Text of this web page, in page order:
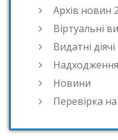
Архів новин
Віртуальні
Видатні діячі
Надходження
Новини
Перевірка на